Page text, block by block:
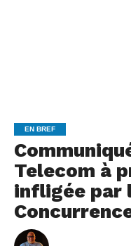
EN BREF
Telecom à
infligée par